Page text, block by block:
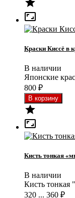

Краски Киссё в
В наличии
Японские
800 ₽


Кисть тонкая
В наличии
Кисть
320 ... 360 ₽